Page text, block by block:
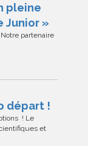
pleine
Junior »
partenaire
départ !
! Le
et